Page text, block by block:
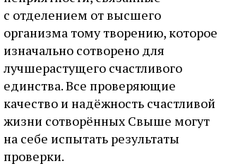
с отделением от высшего
организма тому творению, которое
изначально сотворено для
лучшерастущего счастливого
единства. Все проверяющие
качество и надёжность счастливой
жизни сотворённых Свыше могут
на себе испытать результаты
проверки.